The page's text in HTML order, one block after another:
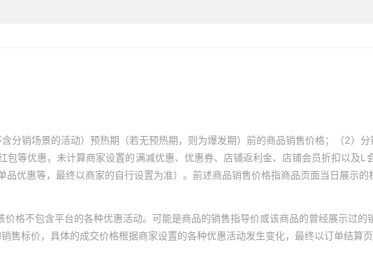
含分销场景的活动）预热期（若无预热期，则为爆发期）前的商品销售价格；（2）
包等优惠，未计算商家设置的满减优惠、优惠券、店铺返利金、店铺会员折扣以及
优惠等，最终以商家的自行设置为准）。前述商品销售价格指商品页面当日展示
格不包含平台的各种优惠活动。可能是商品的销售指导价或该商品的曾经展示过的
售标价，具体的成交价格根据商家设置的各种优惠活动发生变化，最终以订单结算页